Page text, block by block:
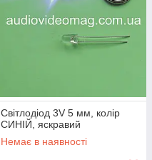
Світлодіод 3V 5 мм, колір
СИНІЙ, яскравий
Немає в наявності